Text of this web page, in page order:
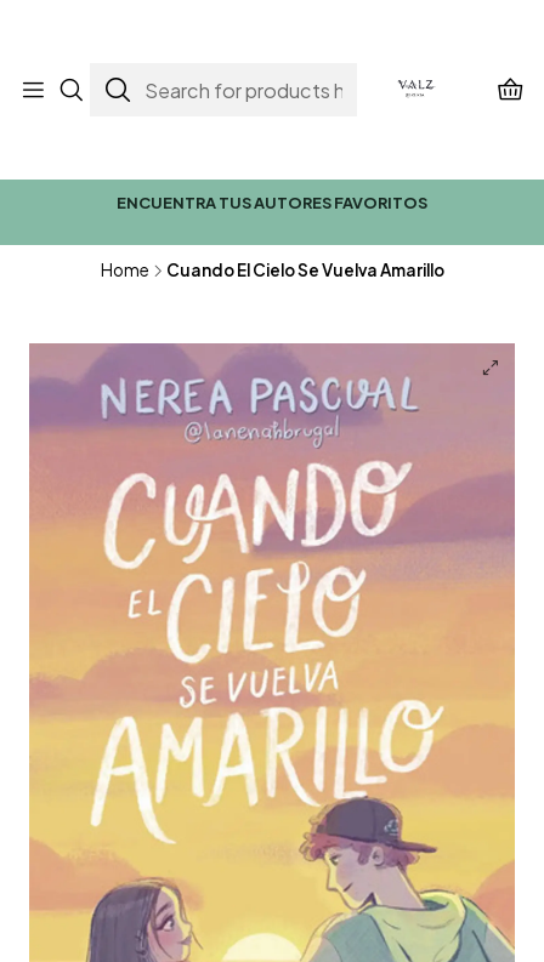
ENCUENTRA TUS AUTORES FAVORITOS
Home Cuando El Cielo Se Vuelva Amarillo